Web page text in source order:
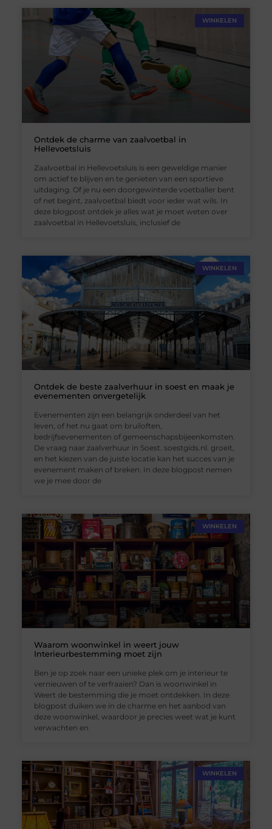
WINKELEN
Ontdek de charme van zaalvoetbal in
Hellevoetsluis
Zaalvoetbal in Hellevoetsluis is een geweldige manier
om actief te blijven en te genieten van een sportieve
uitdaging. Of je nu een doorgewinterde voetballer bent
of net begint, zaalvoetbal biedt voor ieder wat wils. In
deze blogpost ontdek je alles wat je moet weten over
zaalvoetbal in Hellevoetsluis, inclusief de
WINKELEN
Ontdek de beste zaalverhuur in soest en maak je
evenementen onvergetelijk
Evenementen zijn een belangrijk onderdeel van het
leven, of het nu gaat om bruiloften,
bedrijfsevenementen of gemeenschapsbijeenkomsten.
De vraag naar zaalverhuur in Soest. soestgids.nl. groeit,
en het kiezen van de juiste locatie kan het succes van je
evenement maken of breken. In deze blogpost nemen
we je mee door de
WINKELEN
Waarom woonwinkel in weert jouw
Interieurbestemming moet zijn
Ben je op zoek naar een unieke plek om je interieur te
vernieuwen of te verfraaien? Dan is woonwinkel in
Weert de bestemming die je moet ontdekken. In deze
blogpost duiken we in de charme en het aanbod van
deze woonwinkel, waardoor je precies weet wat je kunt
verwachten en
WINKELEN